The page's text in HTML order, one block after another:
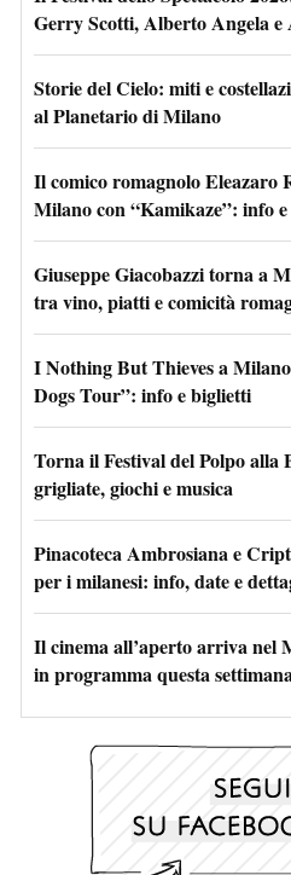
Gerry Scotti, Alberto Angela e
Storie del Cielo: miti e
al Planetario di Milano
Il comico romagnolo Eleazaro
Milano con “Kamikaze”: info
Giuseppe Giacobazzi torna a
tra vino, piatti e comicità
I Nothing But Thieves a
Dogs Tour”: info e biglietti
Torna il Festival del Polpo
grigliate, giochi e musica
Pinacoteca Ambrosiana e
per i milanesi: info, date e
Il cinema all’aperto arriva nel
in programma questa